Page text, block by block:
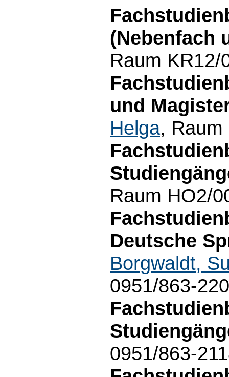
(Nebenfach
Raum KR12/
und
Helga, Raum
Raum HO2/
Deutsche
Borgwaldt,
0951/863-
0951/863-